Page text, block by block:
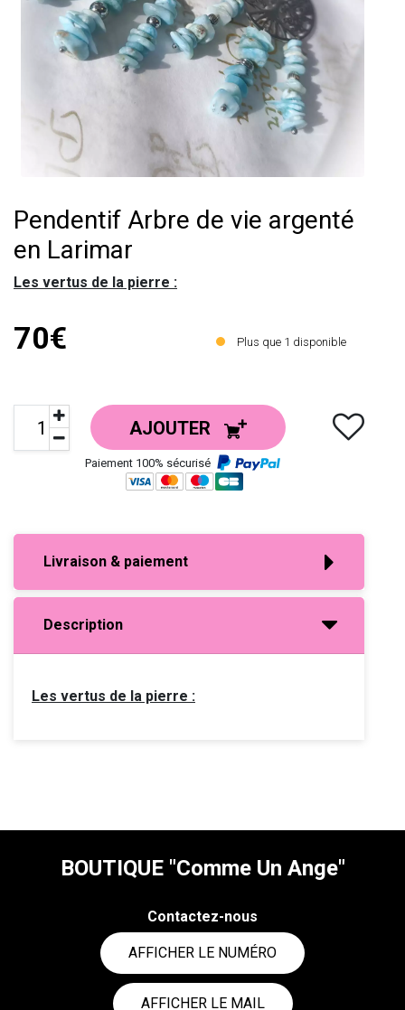
Pendentif Arbre de vie argenté
en Larimar
Les vertus de la pierre :
70€ Plus que 1 disponible
AJOUTER
Paiement 100% sécurisé
Livraison & paiement
Description
Les vertus de la pierre :
BOUTIQUE "Comme Un Ange"
Contactez-nous
AFFICHER LE NUMÉRO
AFFICHER LE MAIL